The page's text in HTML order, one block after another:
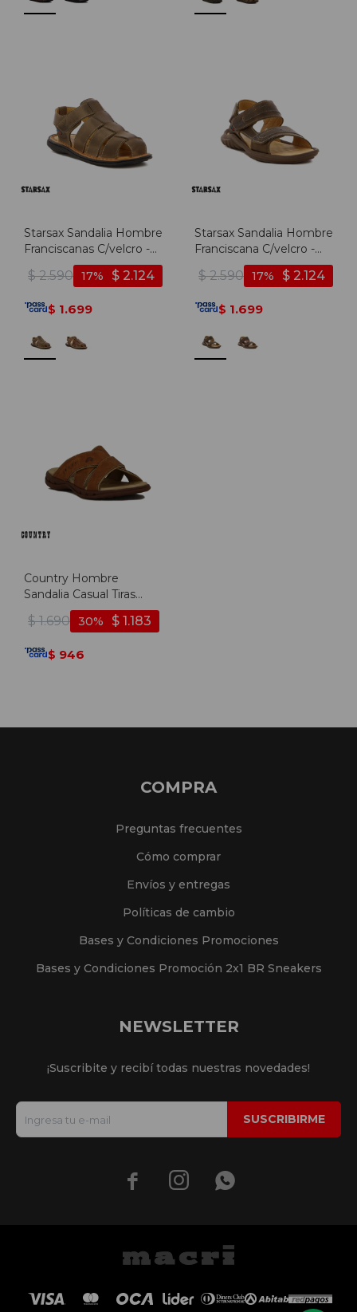
Starsax Sandalia Hombre
Franciscanas C/velcro -
$ 2.590 $ 2.124
17
$ 1.699
Starsax Sandalia Hombre
Franciscana C/velcro -
$ 2.590 $ 2.124
17
$ 1.699
Country Hombre
Sandalia Casual Tiras
Anchas Cruzadas -
Cognac-cognac
$ 1.690 $ 1.183
30
$ 946
COMPRA
Preguntas frecuentes
Cómo comprar
Envíos y entregas
Políticas de cambio
Bases y Condiciones Promociones
Bases y Condiciones Promoción 2x1 BR Sneakers
NEWSLETTER
¡Suscribite y recibí todas nuestras novedades!
SUSCRIBIRME
  